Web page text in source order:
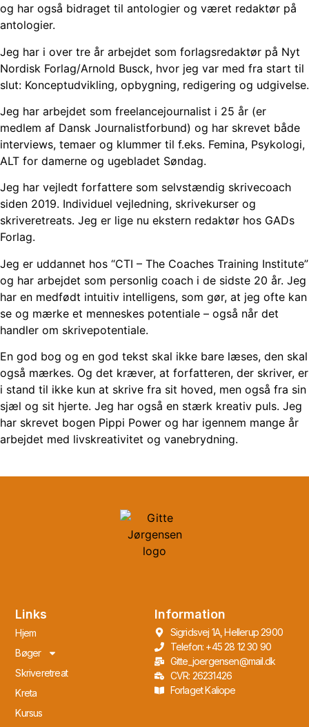
og har også bidraget til antologier og været redaktør på
antologier.
Jeg har i over tre år arbejdet som forlagsredaktør på Nyt
Nordisk Forlag/Arnold Busck, hvor jeg var med fra start til
slut: Konceptudvikling, opbygning, redigering og udgivelse.
Jeg har arbejdet som freelancejournalist i 25 år (er
medlem af Dansk Journalistforbund) og har skrevet både
interviews, temaer og klummer til f.eks. Femina, Psykologi,
ALT for damerne og ugebladet Søndag.
Jeg har vejledt forfattere som selvstændig skrivecoach
siden 2019. Individuel vejledning, skrivekurser og
skriveretreats. Jeg er lige nu ekstern redaktør hos GADs
Forlag.
Jeg er uddannet hos “CTI – The Coaches Training Institute”
og har arbejdet som personlig coach i de sidste 20 år. Jeg
har en medfødt intuitiv intelligens, som gør, at jeg ofte kan
se og mærke et menneskes potentiale – også når det
handler om skrivepotentiale.
En god bog og en god tekst skal ikke bare læses, den skal
også mærkes. Og det kræver, at forfatteren, der skriver, er
i stand til ikke kun at skrive fra sit hoved, men også fra sin
sjæl og sit hjerte. Jeg har også en stærk kreativ puls. Jeg
har skrevet bogen Pippi Power og har igennem mange år
arbejdet med livskreativitet og vanebrydning.
Links
Hjem
Bøger
Skriveretreat
Kreta
Kursus
Information
Sigridsvej 1A, Hellerup 2900
Telefon: +45 28 12 30 90
Gitte_joergensen@mail.dk
CVR: 26231426
Forlaget Kaliope